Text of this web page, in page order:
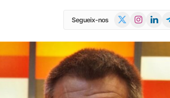
Segueix-nos Instagram